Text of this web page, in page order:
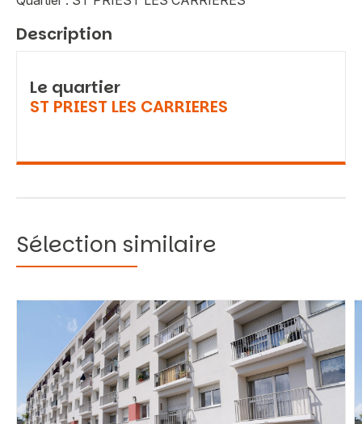
Description
Le quartier
ST PRIEST LES CARRIERES
Sélection similaire